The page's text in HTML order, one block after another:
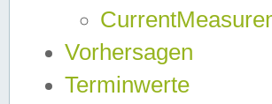
Vorhersagen
Terminwerte